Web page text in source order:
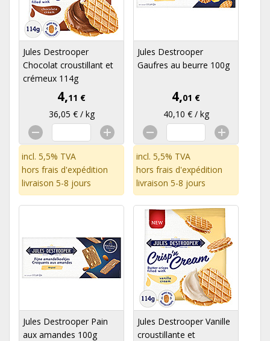
Jules Destrooper
Chocolat croustillant et
crémeux 114g
4,11 €
36,05 € / kg
incl. 5,5% TVA
hors frais d'expédition
livraison 5-8 jours
Jules Destrooper
Gaufres au beurre 100g
4,01 €
40,10 € / kg
incl. 5,5% TVA
hors frais d'expédition
livraison 5-8 jours
Jules Destrooper Pain
aux amandes 100g
Jules Destrooper Vanille
croustillante et